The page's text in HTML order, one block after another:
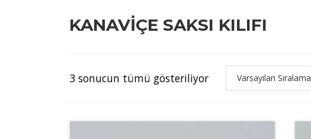
KANAVIÇE SAKSI KILIFI
3 sonucun tümü gösteriliyor Varsayılan Sıralama